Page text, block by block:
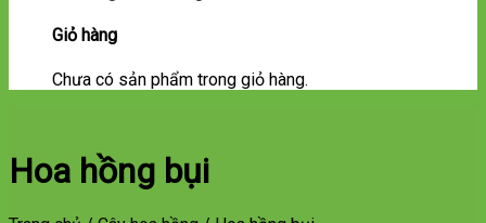
Giỏ hàng
Chưa có sản phẩm trong giỏ hàng.
Hoa hồng bụi